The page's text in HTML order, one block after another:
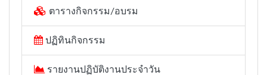
ตารางกิจกรรม/อบรม
ปฏิทินกิจกรรม
รายงานปฏิบัติงานประจำวัน